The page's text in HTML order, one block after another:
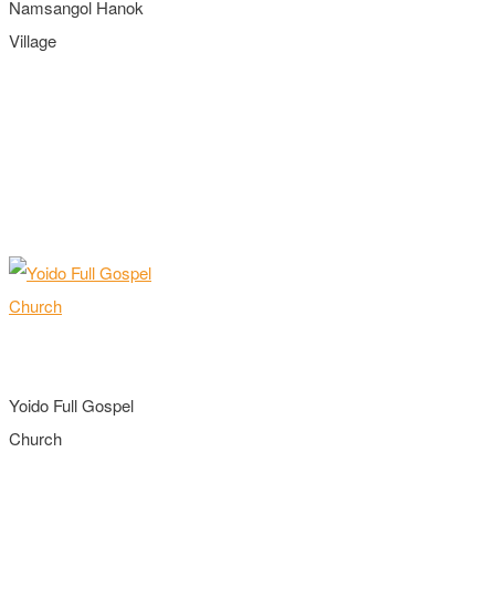
Namsangol Hanok
Village
Yoido Full Gospel
Church